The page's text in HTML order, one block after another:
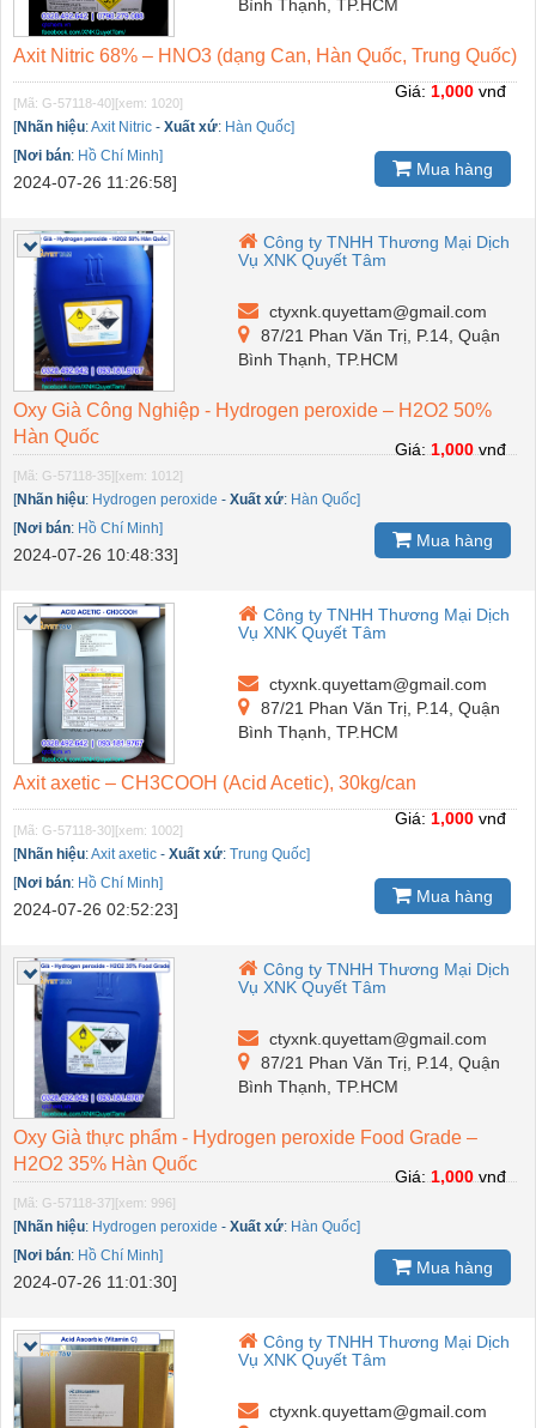
Bình Thạnh, TP.HCM
Axit Nitric 68% – HNO3 (dạng Can, Hàn Quốc, Trung Quốc)
[Mã: G-57118-40][xem: 1020]
[Nhãn hiệu:Axit Nitric - Xuất xứ: Hàn Quốc]
[Nơi bán: Hồ Chí Minh]
2024-07-26 11:26:58]
Giá: 1,000 vnđ
Mua hàng
Công ty TNHH Thương Mại Dịch
Vụ XNK Quyết Tâm
ctyxnk.quyettam@gmail.com
87/21 Phan Văn Trị, P.14, Quận
Bình Thạnh, TP.HCM
Oxy Già Công Nghiệp - Hydrogen peroxide – H2O2 50%
Hàn Quốc
[Mã: G-57118-35][xem: 1012]
[Nhãn hiệu: Hydrogen peroxide - Xuất xứ: Hàn Quốc]
[Nơi bán: Hồ Chí Minh]
2024-07-26 10:48:33]
Giá: 1,000 vnđ
Mua hàng
Công ty TNHH Thương Mại Dịch
Vụ XNK Quyết Tâm
ctyxnk.quyettam@gmail.com
87/21 Phan Văn Trị, P.14, Quận
Bình Thạnh, TP.HCM
Axit axetic – CH3COOH (Acid Acetic), 30kg/can
[Mã: G-57118-30][xem: 1002]
[Nhãn hiệu:Axit axetic - Xuất xứ: Trung Quốc]
[Nơi bán: Hồ Chí Minh]
2024-07-26 02:52:23]
Giá: 1,000 vnđ
Mua hàng
Công ty TNHH Thương Mại Dịch
Vụ XNK Quyết Tâm
ctyxnk.quyettam@gmail.com
87/21 Phan Văn Trị, P.14, Quận
Bình Thạnh, TP.HCM
Oxy Già thực phẩm - Hydrogen peroxide Food Grade –
H2O2 35% Hàn Quốc
[Mã: G-57118-37][xem: 996]
[Nhãn hiệu: Hydrogen peroxide - Xuất xứ: Hàn Quốc]
[Nơi bán: Hồ Chí Minh]
2024-07-26 11:01:30]
Giá: 1,000 vnđ
Mua hàng
Công ty TNHH Thương Mại Dịch
Vụ XNK Quyết Tâm
ctyxnk.quyettam@gmail.com